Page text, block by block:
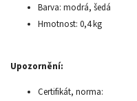
Barva: modrá, šedá
Hmotnost: 0,4 kg
Upozornění:
Certifikát, norma: